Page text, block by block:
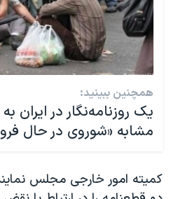
همچنین ببینید:
یک روزنامه‌نگار در ایران
مشابه «شوروی در حال